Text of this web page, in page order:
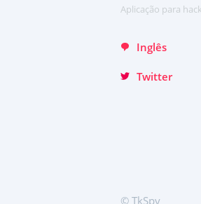
Aplicação para
Inglês
Türkçe
Twitter
© TkSpy